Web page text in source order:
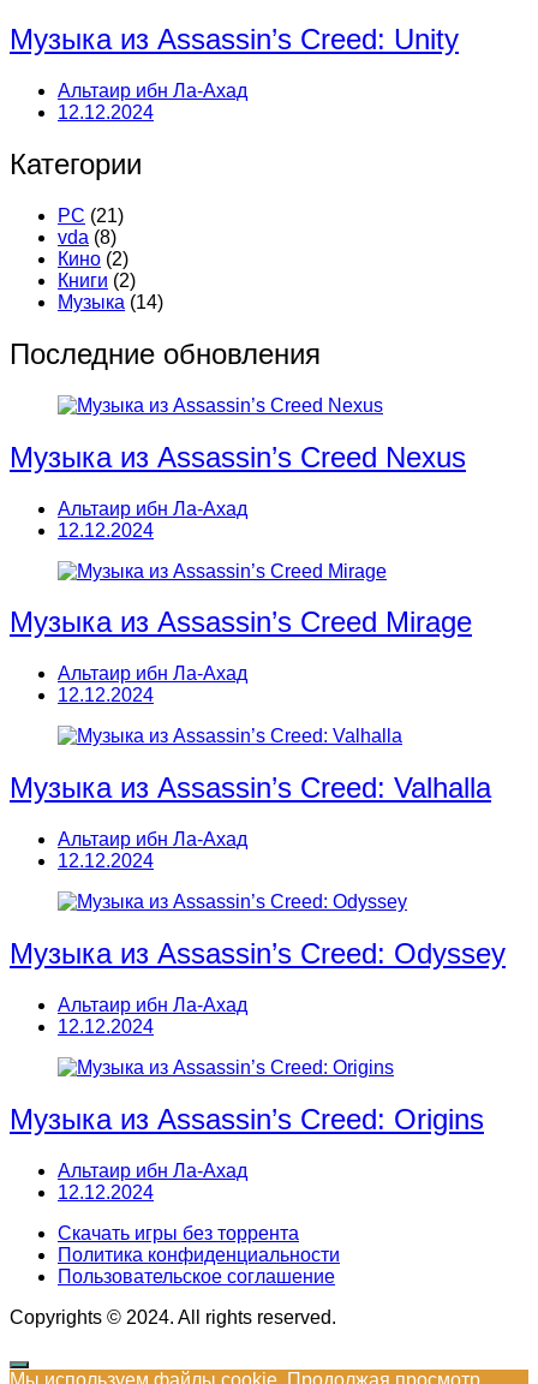
Музыка из Assassin’s Creed: Unity
Альтаир ибн Ла-Ахад
12.12.2024
Категории
PC (21)
vda (8)
Кино (2)
Книги (2)
Музыка (14)
Последние обновления
Музыка из Assassin’s Creed Nexus
Альтаир ибн Ла-Ахад
12.12.2024
Музыка из Assassin’s Creed Mirage
Альтаир ибн Ла-Ахад
12.12.2024
Музыка из Assassin’s Creed: Valhalla
Альтаир ибн Ла-Ахад
12.12.2024
Музыка из Assassin’s Creed: Odyssey
Альтаир ибн Ла-Ахад
12.12.2024
Музыка из Assassin’s Creed: Origins
Альтаир ибн Ла-Ахад
12.12.2024
Скачать игры без торрента
Политика конфиденциальности
Пользовательское соглашение
Copyrights © 2024. All rights reserved.
Мы используем файлы cookie. Продолжая просмотр